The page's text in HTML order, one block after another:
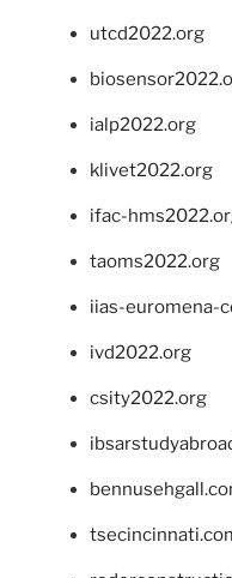
utcd2022.org
ialp2022.org
klivet2022.org
ifac-
taoms2022.org
iias-euromena-
ivd2022.org
csity2022.org